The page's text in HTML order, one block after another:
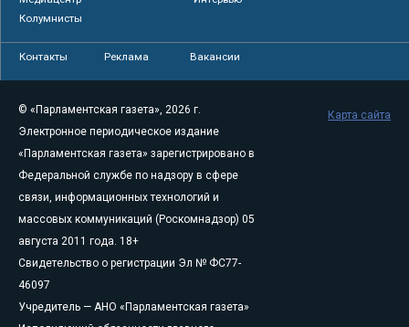
Колумнисты
Контакты Реклама Вакансии
© «Парламентская газета», 2026 г.
Электронное периодическое издание
«Парламентская газета» зарегистрировано в
Федеральной службе по надзору в сфере
связи, информационных технологий и
массовых коммуникаций (Роскомнадзор) 05
августа 2011 года. 18+
Свидетельство о регистрации Эл № ФС77-
46097
Учредитель — АНО «Парламентская газета»
Карта сайта